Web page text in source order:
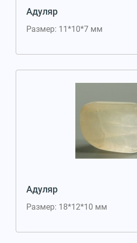
Адуляр
Размер: 11*10*7 мм
Адуляр
Размер: 18*12*10 мм